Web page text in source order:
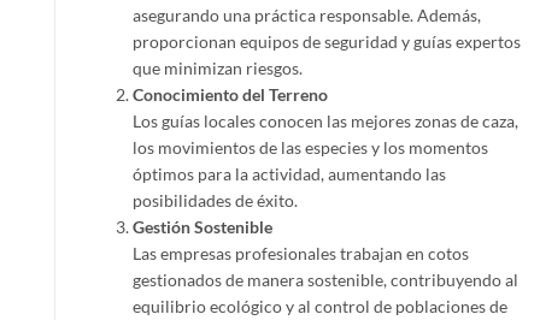
asegurando una práctica responsable. Además,
proporcionan equipos de seguridad y guías expertos
que minimizan riesgos.
Conocimiento del Terreno
Los guías locales conocen las mejores zonas de caza,
los movimientos de las especies y los momentos
óptimos para la actividad, aumentando las
posibilidades de éxito.
Gestión Sostenible
Las empresas profesionales trabajan en cotos
gestionados de manera sostenible, contribuyendo al
equilibrio ecológico y al control de poblaciones de